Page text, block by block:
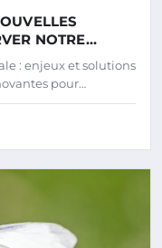
NOTRE
: enjeux et solutions
pour…